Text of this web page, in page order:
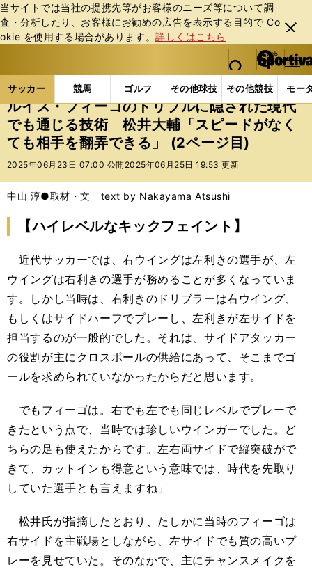
当サイトでは当社の提携先等がお客様のニーズ等について調
査・分析したり、お客様にお勧めの広告を表⽰する⽬的で Co
okie を使⽤する場合があります。詳しくはこちら
閉じ
る
web Sportiva (webスポルティーバ)
検索
マイペ
ー
ジ
メニュ
サッカー 競馬 ゴルフ その他球技 その他競技 モー
ス
ポ
ル
テ
ー
バ
サッカーの記事一覧 海外サッカー 海外サッカー
ルイス・フィーゴのドリブルに隠された現代
でも通じる技術 松井大輔「スピードがなく
ても相手を翻弄できる」 (2ページ目)
2025年06月23日 07:00 公開 2025年06月25日 19:53 更新
中山 淳●取材・文 text by Nakayama Atsushi
【ハイレベルなキックフェイント】
近代サッカーでは、右ウイングは左利きの選手が、左
ウイングは右利きの選手が務めることが多くなっていま
す。しかし当時は、右利きのドリブラーは右ウイング、
もしくはサイドハーフでプレーし、左利きが左サイドを
担当するのが一般的でした。それは、サイドアタッカー
の役割が主にクロスボールの供給にあって、そこまでゴ
ールを求められていなかったからだと思います。
でもフィーゴは。右でも左でも同じレベルでプレーで
きたという点で、当時では珍しいウインガーでした。ど
ちらの足も使えたからです。左右両サイドで縦突破がで
きて、カットインも得意という意味では、時代を先取り
していた選手とも言えますね」
松井氏が指摘したとおり、たしかに当時のフィーゴは
右サイドを主戦場としながら、左サイドでも質の高いプ
レーを見せていた。そのなかで、主にチャンスメイクを